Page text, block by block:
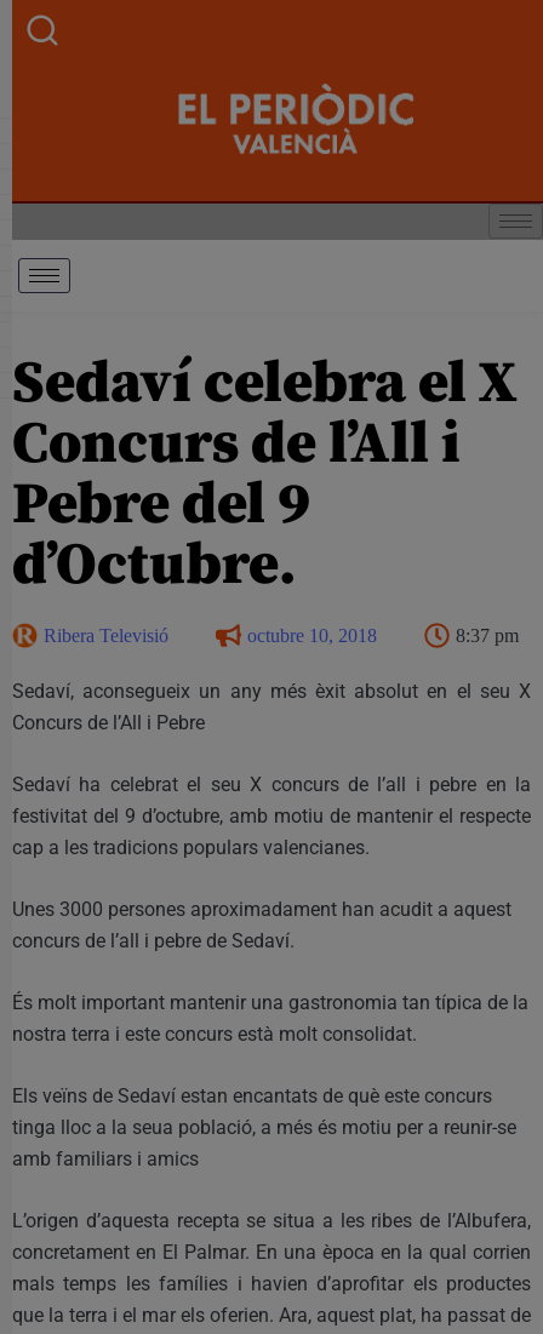
Sedaví celebra el X
Concurs de l’All i
Pebre del 9
d’Octubre.
Ribera Televisió octubre 10, 2018 8:37 pm
Sedaví, aconsegueix un any més èxit absolut en el seu X
Concurs de l’All i Pebre
Sedaví ha celebrat el seu X concurs de l’all i pebre en la
festivitat del 9 d’octubre, amb motiu de mantenir el respecte
cap a les tradicions populars valencianes.
Unes 3000 persones aproximadament han acudit a aquest
concurs de l’all i pebre de Sedaví.
És molt important mantenir una gastronomia tan típica de la
nostra terra i este concurs està molt consolidat.
Els veïns de Sedaví estan encantats de què este concurs
tinga lloc a la seua població, a més és motiu per a reunir-se
amb familiars i amics
L’origen d’aquesta recepta se situa a les ribes de l’Albufera,
concretament en El Palmar. En una època en la qual corrien
mals temps les famílies i havien d’aprofitar els productes
que la terra i el mar els oferien. Ara, aquest plat, ha passat de